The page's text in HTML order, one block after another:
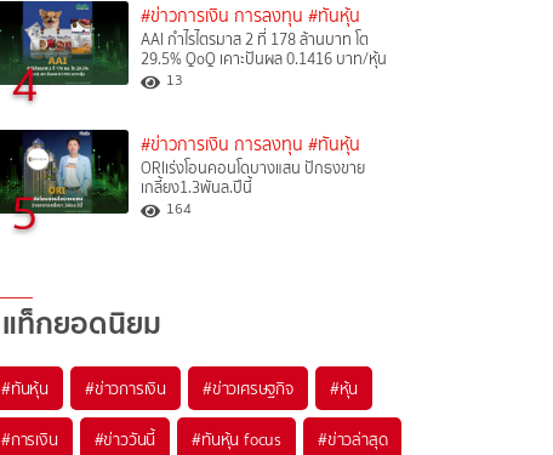
4
#ข่าวการเงิน การลงทุน #ทันหุ้น
AAI กำไรไตรมาส 2 ที่ 178 ล้านบาท โต
29.5% QoQ เคาะปันผล 0.1416 บาท/หุ้น
13
5
#ข่าวการเงิน การลงทุน #ทันหุ้น
ORIเร่งโอนคอนโดบางแสน ปักธงขาย
เกลี้ยง1.3พันล.ปีนี้
164
แท็กยอดนิยม
#ทันหุ้น #ข่าวการเงิน #ข่าวเศรษฐกิจ #หุ้น
#การเงิน #ข่าววันนี้ #ทันหุ้น focus #ข่าวล่าสุด